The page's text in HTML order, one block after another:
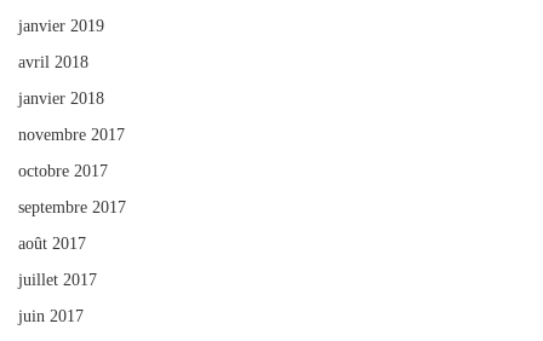
janvier 2019
avril 2018
janvier 2018
novembre 2017
octobre 2017
septembre 2017
août 2017
juillet 2017
juin 2017